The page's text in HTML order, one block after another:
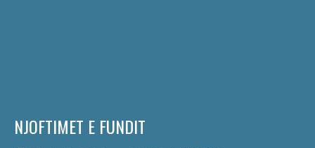
NJOFTIMET E FUNDIT